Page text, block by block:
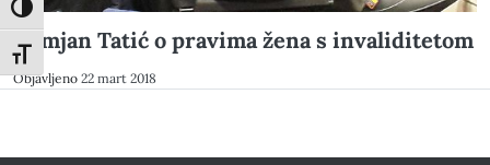
Toggle High Contrast
Toggle Font size
Damjan Tatić o pravima žena s invaliditetom
Objavljeno 22 mart 2018